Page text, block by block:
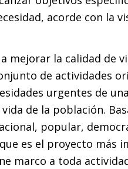
acorde con la
mejorar la calidad de
de actividades
urgentes de
de la población.
popular,
es el proyecto más
marco a toda